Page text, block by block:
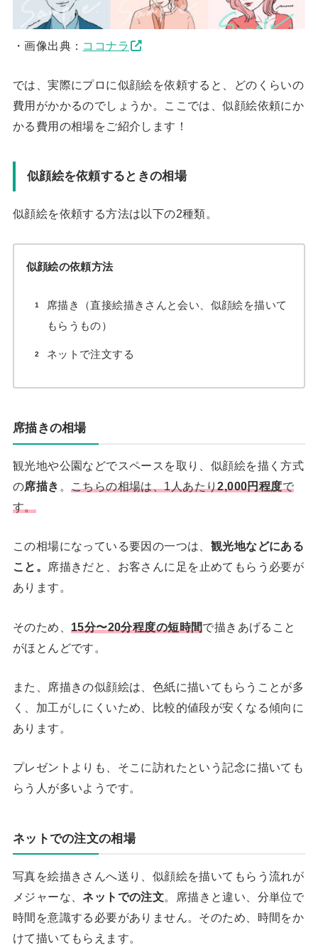
・画像出典： ココナラ
では、実際にプロに似顔絵を依頼すると、どのくらいの
費用がかかるのでしょうか。ここでは、似顔絵依頼にか
かる費用の相場をご紹介します！
似顔絵を依頼するときの相場
似顔絵を依頼する方法は以下の2種類。
似顔絵の依頼方法
席描き（直接絵描きさんと会い、似顔絵を描いて
もらうもの）
ネットで注文する
席描きの相場
観光地や公園などでスペースを取り、似顔絵を描く方式
の席描き 。 こちらの相場は、1人あたり2,000円程度で
す。
この相場になっている要因の一つは、 観光地などにある
こと。
席描きだと、お客さんに足を止めてもらう必要が
あります。
そのため、 15分〜20分程度の短時間で描きあげること
がほとんどです。
また、席描きの似顔絵は、色紙に描いてもらうことが多
く、加工がしにくいため、比較的値段が安くなる傾向に
あります。
プレゼントよりも、そこに訪れたという記念に描いても
らう人が多いようです。
ネットでの注文の相場
写真を絵描きさんへ送り、似顔絵を描いてもらう流れが
メジャーな、ネットでの注文 。席描きと違い、分単位で
時間を意識する必要がありません。そのため、時間をか
けて描いてもらえます。